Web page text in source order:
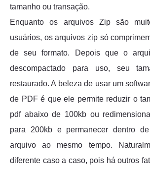
tamanho ou transação.
Enquanto os arquivos Zip são
usuários, os arquivos zip só
de seu formato. Depois que o
descompactado para uso, seu
restaurado. A beleza de usar um
de PDF é que ele permite reduzir o
pdf abaixo de 100kb ou
para 200kb e permanecer dentro
arquivo ao mesmo tempo.
diferente caso a caso, pois há outros